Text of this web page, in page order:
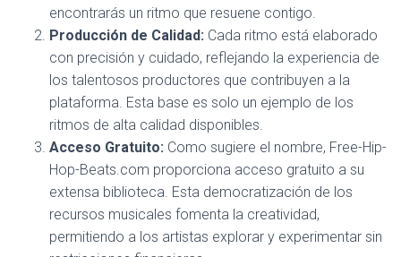
encontrarás un ritmo que resuene contigo.
Producción de Calidad: Cada ritmo está elaborado
con precisión y cuidado, reflejando la experiencia de
los talentosos productores que contribuyen a la
plataforma. Esta base es solo un ejemplo de los
ritmos de alta calidad disponibles.
Acceso Gratuito: Como sugiere el nombre, Free-Hip-
Hop-Beats.com proporciona acceso gratuito a su
extensa biblioteca. Esta democratización de los
recursos musicales fomenta la creatividad,
permitiendo a los artistas explorar y experimentar sin